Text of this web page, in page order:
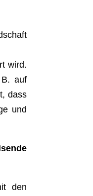
wird.
auf
dass
und
den